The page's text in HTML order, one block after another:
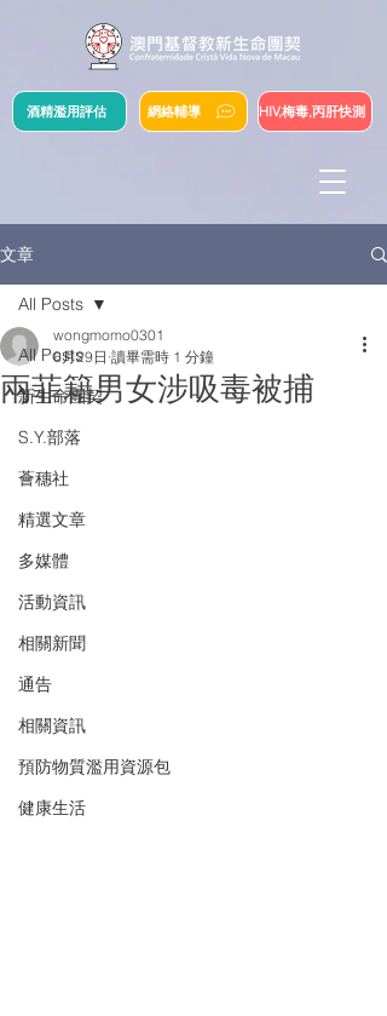
網絡輔導
酒精濫用評估 HIV,梅毒,丙肝快測
文章
All Posts
新生命團契
S.Y.部落
薈穗社
精選文章
多媒體
活動資訊
相關新聞
通告
相關資訊
預防物質濫用資源包
健康生活
All Posts
兩菲籍男女涉吸毒被捕
wongmomo0301
6月29日 讀畢需時 1 分鐘